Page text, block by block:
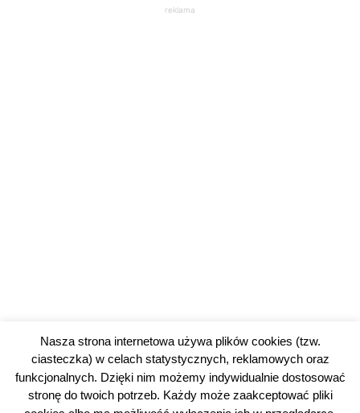
reklama
Nasza strona internetowa używa plików cookies (tzw.
ciasteczka) w celach statystycznych, reklamowych oraz
funkcjonalnych. Dzięki nim możemy indywidualnie dostosować
stronę do twoich potrzeb. Każdy może zaakceptować pliki